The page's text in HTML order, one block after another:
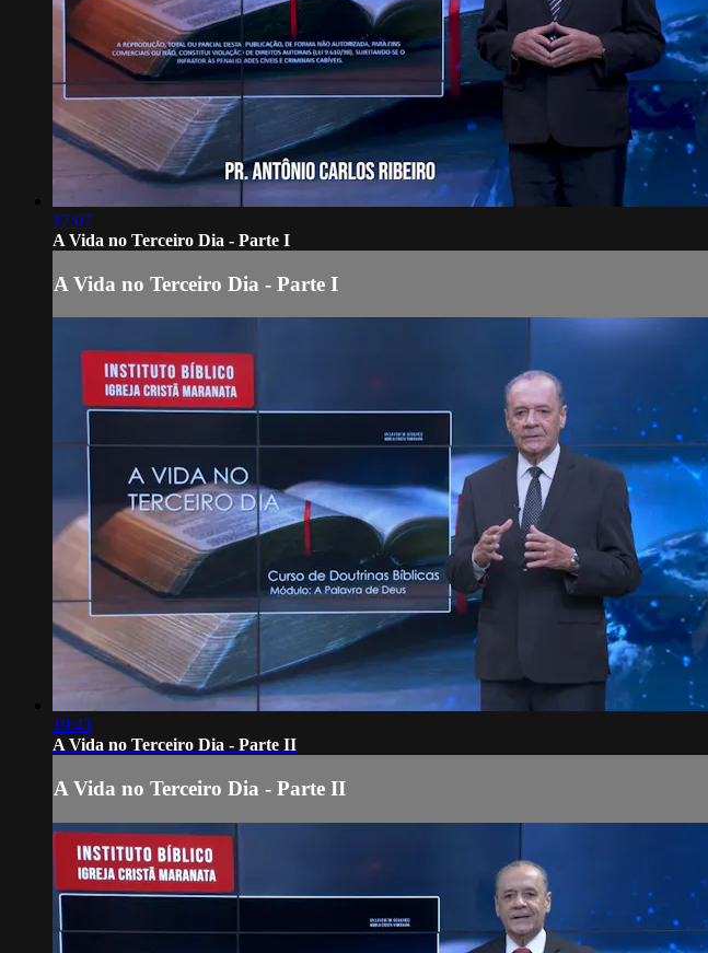
17:07
A Vida no Terceiro Dia - Parte I
A Vida no Terceiro Dia - Parte I
19:43
A Vida no Terceiro Dia - Parte II
A Vida no Terceiro Dia - Parte II